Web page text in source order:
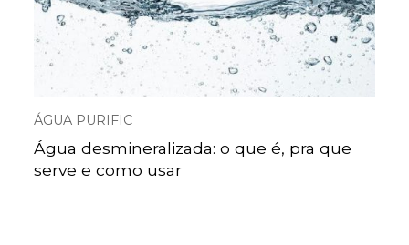
ÁGUA PURIFIC
Água desmineralizada: o que é, pra que
serve e como usar